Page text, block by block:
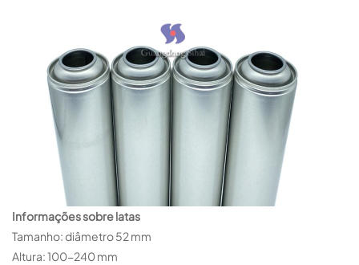
Informações sobre latas
Tamanho: diâmetro 52 mm
Altura: 100-240 mm